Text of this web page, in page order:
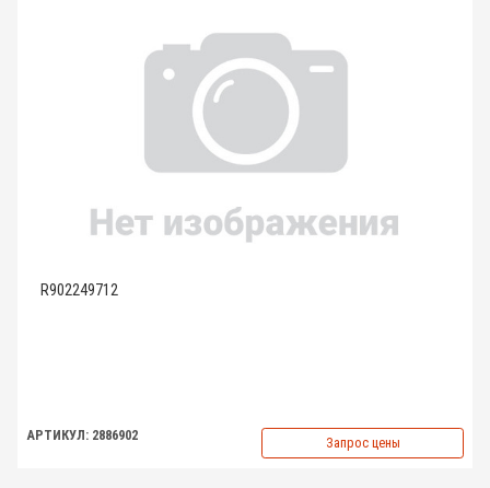
R902249712
АРТИКУЛ: 2886902 Запрос цены